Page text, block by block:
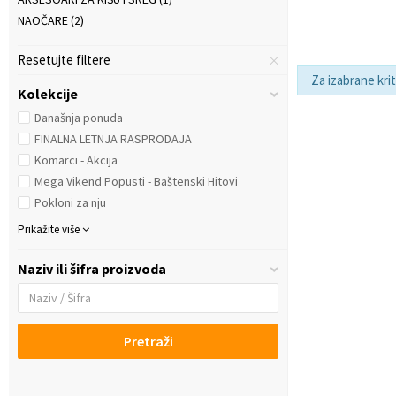
NAOČARE(2)
Resetujte filtere
Kolekcije
Današnja ponuda
FINALNA LETNJA RASPRODAJA
Komarci - Akcija
Mega Vikend Popusti - Baštenski Hitovi
Pokloni za nju
Prikažite više
Naziv ili šifra proizvoda
Pretraži
Za izabrane